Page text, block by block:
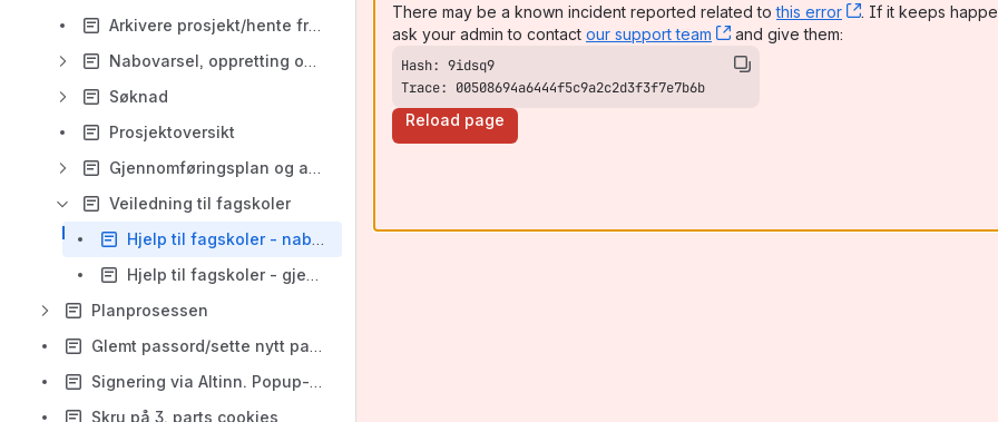
Arkivere prosjekt/hente fra arkiv
Nabovarsel, oppretting og innsending
Søknad
Prosjektoversikt
Gjennomføringsplan og ansvarsretter - ny versjon!
Veiledning til fagskoler
Hjelp til fagskoler - nabovarsel
Hjelp til fagskoler - gjennomføringsplan
Planprosessen
Glemt passord/sette nytt passord
Signering via Altinn. Popup-vindu.
Skru på 3. parts cookies
There may be a known incident reported related tothis error , (opens new
. If it keeps
ask your admin to contact our support team , (opens new window)
and give them:
Trace: 00508694a6444f5c9a2c2d3f3f7e7b6b
Reload page